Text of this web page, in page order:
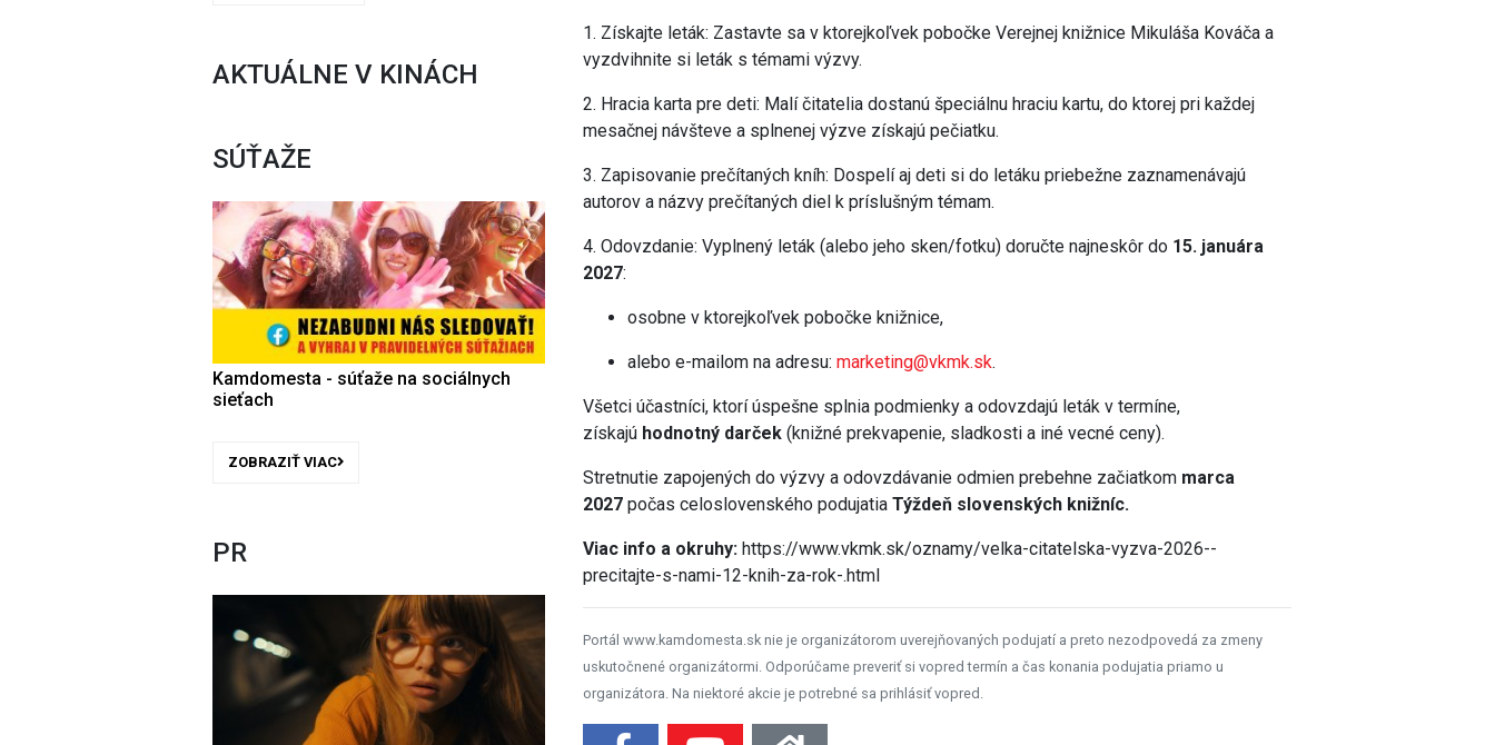
AKTUÁLNE V KINÁCH
SÚŤAŽE
Kamdomesta - súťaže na sociálnych
sieťach
ZOBRAZIŤ VIAC
PR
1. Získajte leták: Zastavte sa v ktorejkoľvek pobočke Verejnej knižnice Mikuláša Kováča a
vyzdvihnite si leták s témami výzvy.
2. Hracia karta pre deti: Malí čitatelia dostanú špeciálnu hraciu kartu, do ktorej pri každej
mesačnej návšteve a splnenej výzve získajú pečiatku.
3. Zapisovanie prečítaných kníh: Dospelí aj deti si do letáku priebežne zaznamenávajú
autorov a názvy prečítaných diel k príslušným témam.
4. Odovzdanie: Vyplnený leták (alebo jeho sken/fotku) doručte najneskôr do 15. januára
2027:
osobne v ktorejkoľvek pobočke knižnice,
alebo e-mailom na adresu:marketing@vkmk.sk.
Všetci účastníci, ktorí úspešne splnia podmienky a odovzdajú leták v termíne,
získajú hodnotný darček (knižné prekvapenie, sladkosti a iné vecné ceny).
Stretnutie zapojených do výzvy a odovzdávanie odmien prebehne začiatkom marca
2027 počas celoslovenského podujatiaTýždeň slovenských knižníc.
Viac info a okruhy:https://www.vkmk.sk/oznamy/velka-citatelska-vyzva-2026--
precitajte-s-nami-12-knih-za-rok-.html
Portál www.kamdomesta.sk nie je organizátorom uverejňovaných podujatí a preto nezodpovedá za zmeny
uskutočnené organizátormi. Odporúčame preveriť si vopred termín a čas konania podujatia priamo u
organizátora. Na niektoré akcie je potrebné sa prihlásiť vopred.